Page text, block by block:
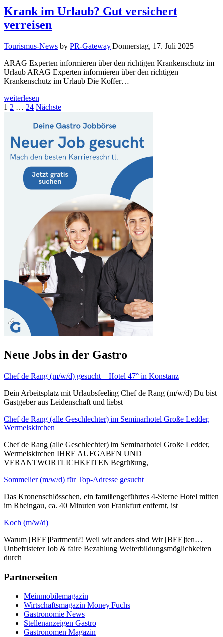
Krank im Urlaub? Gut versichert
verreisen
Tourismus-News by PR-Gateway Donnerstag, 17. Juli 2025
ARAG Experten informieren über den richtigen Krankenschutz im
Urlaub ARAG Experten informieren über den richtigen
Krankenschutz im Urlaub Die Koffer…
weiterlesen
Seitennummerierung
Beiträge
1 2 … 24 Nächste
Neue Jobs in der Gastro
Chef de Rang (m/w/d) gesucht – Hotel 47° in Konstanz
Dein Arbeitsplatz mit Urlaubsfeeling Chef de Rang (m/w/d) Du bist
Gastgeber aus Leidenschaft und liebst
Chef de Rang (alle Geschlechter) im Seminarhotel Große Ledder,
Wermelskirchen
Chef de Rang (alle Geschlechter) im Seminarhotel Große Ledder,
Wermelskirchen IHRE AUFGABEN UND
VERANTWORTLICHKEITEN Begrüßung,
Sommelier (m/w/d) für Top-Adresse gesucht
Das Kronenschlösschen, ein familiengeführtes 4-Sterne Hotel mitten
im Rheingau, ca. 40 Minuten von Frankfurt entfernt, ist
Koch (m/w/d)
Warum [BEE]Partment?! Weil wir anders sind Wir [BEE]ten…
Unbefristeter Job & faire Bezahlung Weiterbildungsmöglichkeiten
durch
Partnerseiten
Meinmobilemagazin
Wirtschaftsmagazin Money Fuchs
Gastronomie News
Stellenanzeigen Gastro
Gastronomen Magazin